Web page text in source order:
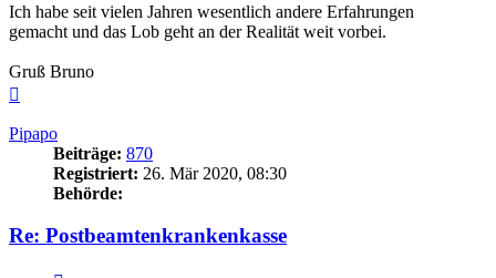
Ich habe seit vielen Jahren wesentlich andere Erfahrungen
gemacht und das Lob geht an der Realität weit vorbei.
Gruß Bruno
Pipapo
Beiträge: 870
Registriert: 26. Mär 2020, 08:30
Behörde:
Re: Postbeamtenkrankenkasse